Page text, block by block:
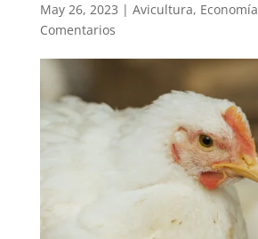
May 26, 2023 | Avicultura, Economía
Comentarios